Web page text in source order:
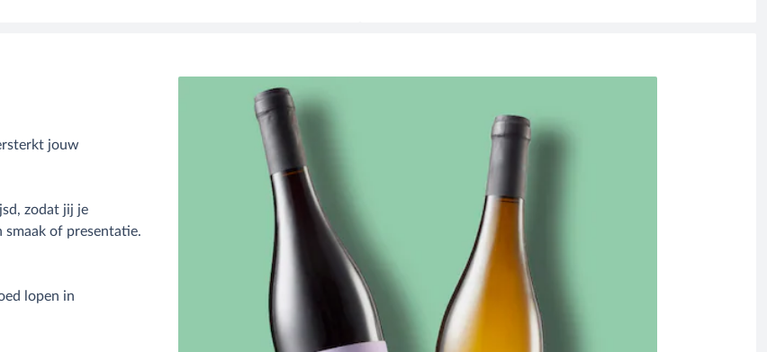
jouw
zodat jij je
smaak of presentatie.
lopen in